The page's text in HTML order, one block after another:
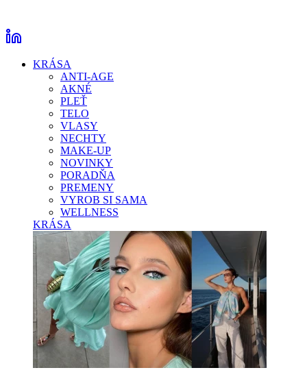
KRÁSA
ANTI-AGE
AKNÉ
PLEŤ
TELO
VLASY
NECHTY
MAKE-UP
NOVINKY
PORADŇA
PREMENY
VYROB SI SAMA
WELLNESS
KRÁSA